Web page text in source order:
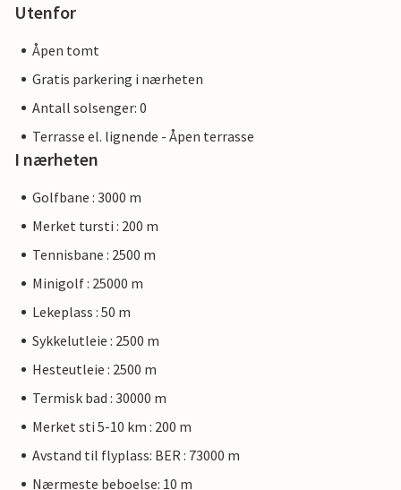
Utenfor
Åpen tomt
Gratis parkering i nærheten
Antall solsenger: 0
Terrasse el. lignende - Åpen terrasse
I nærheten
Golfbane : 3000 m
Merket tursti : 200 m
Tennisbane : 2500 m
Minigolf : 25000 m
Lekeplass : 50 m
Sykkelutleie : 2500 m
Hesteutleie : 2500 m
Termisk bad : 30000 m
Merket sti 5-10 km : 200 m
Avstand til flyplass: BER : 73000 m
Nærmeste beboelse: 10 m